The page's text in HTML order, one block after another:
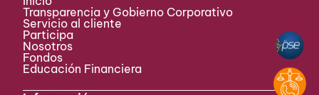
Transparencia y Gobierno Corporativo
Servicio al cliente
Participa ​
Nosotros
Fondos
Educación Financiera